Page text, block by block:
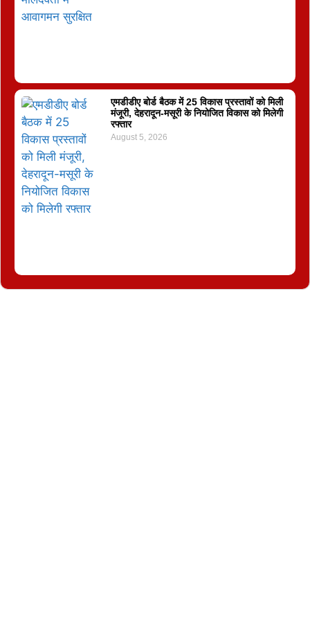
एमडीडीए बोर्ड बैठक में 25 विकास प्रस्तावों को मिली
मंजूरी, देहरादून-मसूरी के नियोजित विकास को मिलेगी
रफ्तार
August 5, 2026